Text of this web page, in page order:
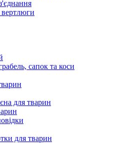
вертлюги
сапок та коси
для тварин
для тварин